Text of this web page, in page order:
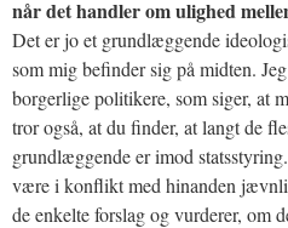
når det handler om ulighed
Det er jo et grundlæggende
som mig befinder sig på midten.
borgerlige politikere, som siger, at
tror også, at du finder, at langt de
grundlæggende er imod
være i konflikt med hinanden
de enkelte forslag og vurderer, om